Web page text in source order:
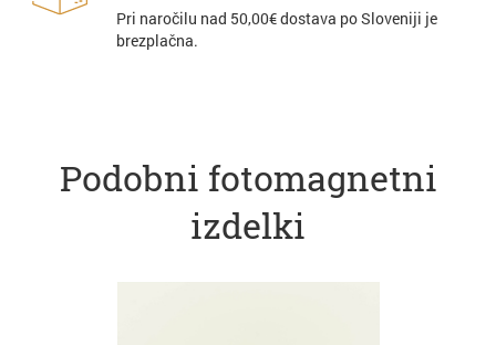
Pri naročilu nad 50,00€ dostava po Sloveniji je
brezplačna.
Podobni fotomagnetni
izdelki